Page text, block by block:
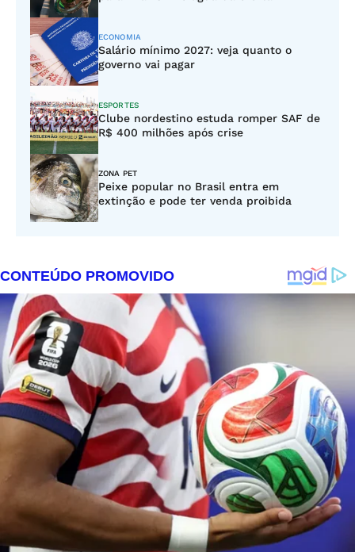
ECONOMIA
Salário mínimo 2027: veja quanto o
governo vai pagar
ESPORTES
Clube nordestino estuda romper SAF de
R$ 400 milhões após crise
ZONA PET
Peixe popular no Brasil entra em
extinção e pode ter venda proibida